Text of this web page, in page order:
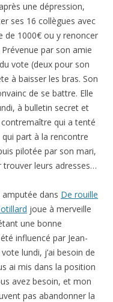
une dépression,
ses 16 collègues avec
de 1000€ ou y renoncer
par son amie
vote (deux pour son
à baisser les bras. Son
de se battre. Elle
à bulletin secret et
qui a tenté
part à la rencontre
pilotée par son mari,
trouver leurs adresses…
dans De rouille
joue à merveille
une bonne
influencé par Jean-
lundi, j’ai besoin de
ai mis dans la position
avez besoin, et mon
pas abandonner la